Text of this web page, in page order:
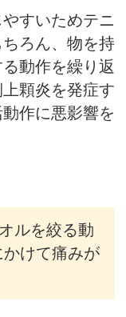
すいためテニ
ろん、物を持
動作を繰り返
顆炎を発症す
作に悪影響を
ルを絞る動
けて痛みが